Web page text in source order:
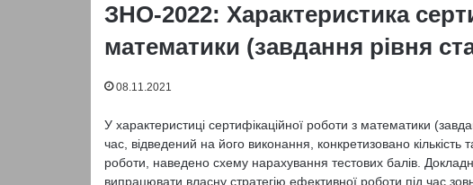
ЗНО-2022: Характеристика
математики (завдання рівня
08.11.2021
У характеристиці сертифікаційної роботи з математики
час, відведений на його виконання, конкретизовано
роботи, наведено схему нарахування тестових балів.
випрацювати власну стратегію ефективної роботи під час